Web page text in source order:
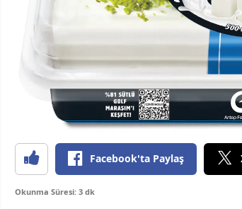
Facebook'ta Paylaş
Okunma Süresi: 3 dk